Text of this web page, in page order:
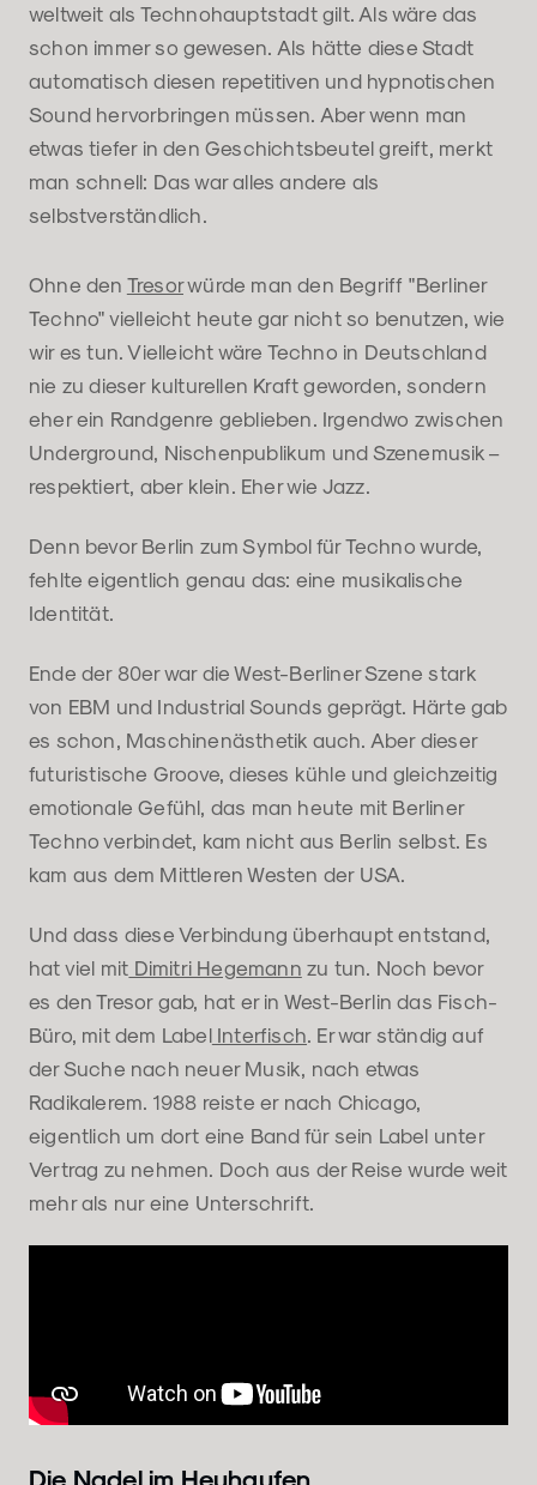
weltweit als Technohauptstadt gilt. Als wäre das
schon immer so gewesen. Als hätte diese Stadt
automatisch diesen repetitiven und hypnotischen
Sound hervorbringen müssen. Aber wenn man
etwas tiefer in den Geschichtsbeutel greift, merkt
man schnell: Das war alles andere als
selbstverständlich.
Ohne den Tresorwürde man den Begriff "Berliner
Techno" vielleicht heute gar nicht so benutzen, wie
wir es tun. Vielleicht wäre Techno in Deutschland
nie zu dieser kulturellen Kraft geworden, sondern
eher ein Randgenre geblieben. Irgendwo zwischen
Underground, Nischenpublikum und Szenemusik –
respektiert, aber klein. Eher wie Jazz.
Denn bevor Berlin zum Symbol für Techno wurde,
fehlte eigentlich genau das: eine musikalische
Identität.
Ende der 80er war die West-Berliner Szene stark
von EBM und Industrial Sounds geprägt. Härte gab
es schon, Maschinenästhetik auch. Aber dieser
futuristische Groove, dieses kühle und gleichzeitig
emotionale Gefühl, das man heute mit Berliner
Techno verbindet, kam nicht aus Berlin selbst. Es
kam aus dem Mittleren Westen der USA.
Und dass diese Verbindung überhaupt entstand,
hat viel mit Dimitri Hegemann zu tun. Noch bevor
es den Tresor gab, hat er in West-Berlin das Fisch-
Büro, mit dem LabelInterfisch. Er war ständig auf
der Suche nach neuer Musik, nach etwas
Radikalerem. 1988 reiste er nach Chicago,
eigentlich um dort eine Band für sein Label unter
Vertrag zu nehmen. Doch aus der Reise wurde weit
mehr als nur eine Unterschrift.
Die Nadel im Heuhaufen